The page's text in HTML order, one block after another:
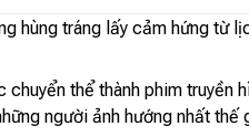
hùng tráng lấy cảm hứng từ
thể thành phim truyền
người ảnh hướng nhất thế